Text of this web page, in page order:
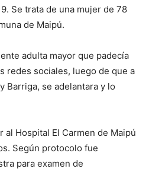
Se trata de una mujer de 78
de Maipú.
adulta mayor que padecía
redes sociales, luego de que a
Barriga, se adelantara y lo
al Hospital El Carmen de Maipú
Según protocolo fue
para examen de